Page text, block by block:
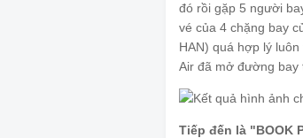
đó rồi gặp 5 người
vé của 4 chặng bay
HAN) quá hợp lý
Air đã mở đường bay
Tiếp đến là "BOOK